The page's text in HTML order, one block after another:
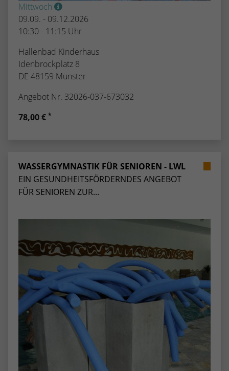
Mittwoch
09.09. - 09.12.2026
10:30 - 11:15 Uhr
Hallenbad Kinderhaus
Idenbrockplatz 8
DE 48159 Münster
Angebot Nr. 32026-037-673032
78,00 € *
WASSERGYMNASTIK FÜR SENIOREN - LWL
EIN GESUNDHEITSFÖRDERNDES ANGEBOT
FÜR SENIOREN ZUR...